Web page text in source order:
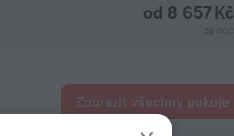
od 8 657 Kč
Zobrazit všechny pokoje